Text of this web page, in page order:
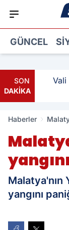
GÜNCEL
SON
DAKİKA
Vali
Haberler
yangını
Malatya'nın
yangını